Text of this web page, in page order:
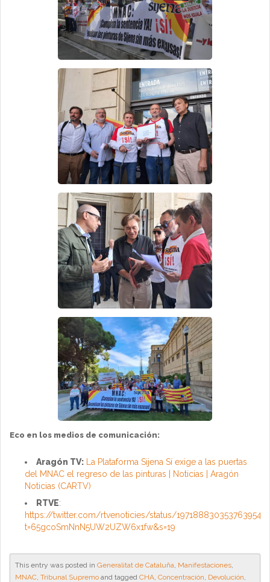
Eco en los medios de comunicación:
Aragón TV:
La Plataforma Sijena Sí exige a las puertas
del MNAC el regreso de las pinturas | Noticias | Aragón
Noticias (CARTV)
RTVE:
https://twitter.com/rtvenoticies/status/
t=65gcoSmNnN5UW2UZW6x1fw&s=19
This entry was posted in Generalitat de Cataluña, Manifestaciones,
MNAC, Tribunal Supremo and tagged CHA, Concentración, Devolución,